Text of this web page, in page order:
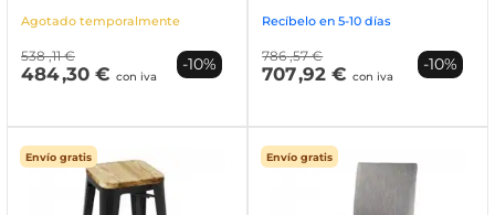
Agotado temporalmente
538 ,11 €
484,30 € con iva
-10%
Recíbelo en 5-10 días
786 ,57 €
707,92 € con iva
-10%
Envío gratis Envío gratis